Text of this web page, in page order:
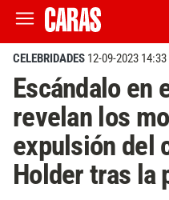
CELEBRIDADES 12-09-2023 14:33
Escándalo en
revelan los
expulsión del
Holder tras la